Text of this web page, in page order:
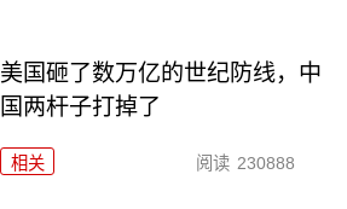
美国砸了数万亿的世纪防线，中
国两杆子打掉了
相关 阅读 230888